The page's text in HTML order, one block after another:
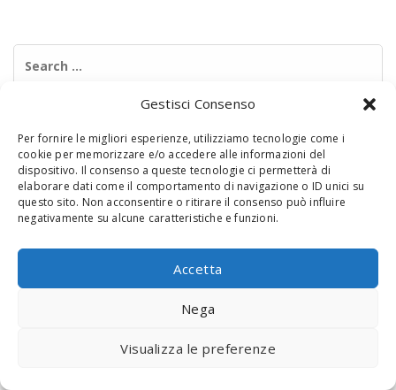
Gestisci Consenso
Per fornire le migliori esperienze, utilizziamo tecnologie come i
cookie per memorizzare e/o accedere alle informazioni del
dispositivo. Il consenso a queste tecnologie ci permetterà di
elaborare dati come il comportamento di navigazione o ID unici su
questo sito. Non acconsentire o ritirare il consenso può influire
negativamente su alcune caratteristiche e funzioni.
Accetta
Nega
Visualizza le preferenze
© 2020 Digital Touch Menu. Menu realizzato da